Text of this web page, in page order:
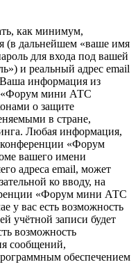
как минимум,
(в дальнейшем «ваше имя
для входа под вашей
и реальный адрес email
информация из
«Форум мини АТС
о защите
в стране,
Любая информация,
конференции «Форум
вашего имени
адреса email, может
ко вводу, на
«Форум мини АТС
у вас есть возможность
учётной записи будет
возможность
сообщений,
обеспечением